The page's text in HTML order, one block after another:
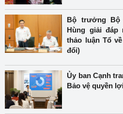
Bộ trưởng Bộ
Hùng giải đáp
thảo luận Tổ
đổi)
Ủy ban Cạnh
Bảo vệ quyền